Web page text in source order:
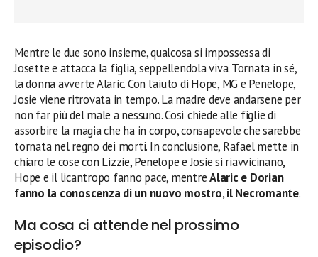
Mentre le due sono insieme, qualcosa si impossessa di
Josette e attacca la figlia, seppellendola viva. Tornata in sé,
la donna avverte Alaric. Con l’aiuto di Hope, MG e Penelope,
Josie viene ritrovata in tempo. La madre deve andarsene per
non far più del male a nessuno. Così chiede alle figlie di
assorbire la magia che ha in corpo, consapevole che sarebbe
tornata nel regno dei morti. In conclusione, Rafael mette in
chiaro le cose con Lizzie, Penelope e Josie si riavvicinano,
Hope e il licantropo fanno pace, mentreAlaric e Dorian
fanno la conoscenza di un nuovo mostro, il Necromante.
Ma cosa ci attende nel prossimo
episodio?